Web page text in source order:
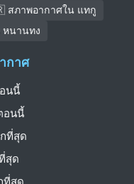
ภาพอากาศใน แทกู
นานทง
กาศ
นนี้
อนนี้
ที่สุด
สุด